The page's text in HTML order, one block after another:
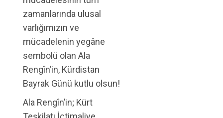
zamanlarında ulusal
varlığımızın ve
mücadelenin yegâne
sembolü olan Ala
Rengîn’in, Kürdistan
Bayrak Günü kutlu olsun!
Ala Rengîn’in; Kürt